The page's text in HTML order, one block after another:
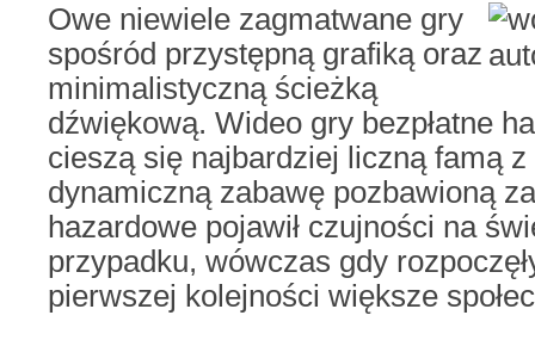
Owe niewiele zagmatwane gry
spośród przystępną grafiką oraz
minimalistyczną ścieżką
dźwiękową. Wideo gry bezpłatne
cieszą się najbardziej liczną famą
dynamiczną zabawę pozbawioną
hazardowe pojawił czujności na
przypadku, wówczas gdy
pierwszej kolejności większe